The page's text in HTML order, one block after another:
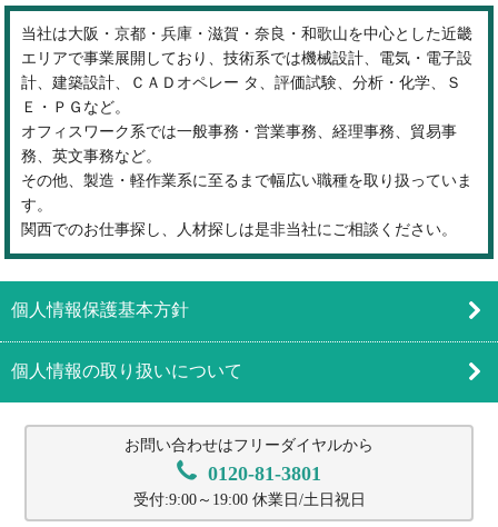
当社は大阪・京都・兵庫・滋賀・奈良・和歌山を中心とした近畿
エリアで事業展開しており、技術系では機械設計、電気・電子設
計、建築設計、ＣＡＤオペレー タ、評価試験、分析・化学、Ｓ
Ｅ・ＰＧなど。
オフィスワーク系では一般事務・営業事務、経理事務、貿易事
務、英文事務など。
その他、製造・軽作業系に至るまで幅広い職種を取り扱っていま
す。
関西でのお仕事探し、人材探しは是非当社にご相談ください。
個人情報保護基本方針
個人情報の取り扱いについて
お問い合わせはフリーダイヤルから
0120-81-3801
受付:9:00～19:00 休業日/土日祝日